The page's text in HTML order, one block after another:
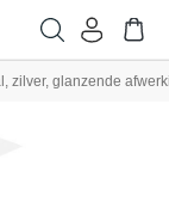
zilver, glanzende